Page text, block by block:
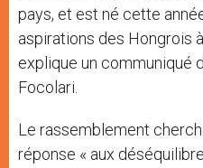
pays, et est né cette
aspirations des Hongrois
explique un communiqué
Focolari.
Le rassemblement
réponse « aux